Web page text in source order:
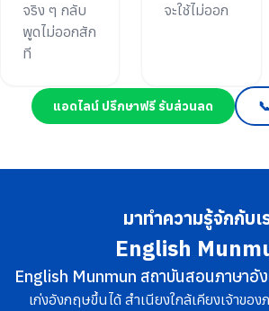
จริง ๆ กลับ
พูดไม่ออกสัก
ที
จะใช้ไม่ออก
แอดไลน์ ปรึกษาฟรี รับส่วนลด
มาทำความรู้จักกับเ
English
English Munmun สถาบันสอนภาษาอั
เก่งอังกฤษขึ้นได้ สำเนียงใกล้เคียงเจ้าของ